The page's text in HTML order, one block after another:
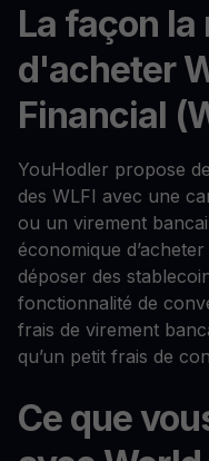
La façon
d'acheter
Financial
YouHodler propose
des WLFI avec une
ou un virement
économique
déposer des
fonctionnalité de
frais de virement
qu’un petit frais de
Ce que